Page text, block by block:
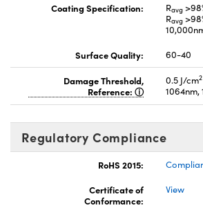
Coating Specification: Ravg
Ravg
Surface Quality:
60-40
Damage Threshold,
Reference:
0.5 J/cm2
1064nm,
Regulatory Compliance
RoHS 2015:
Certificate of
Conformance:
View